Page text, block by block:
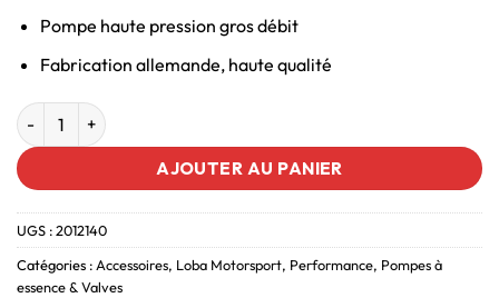
Pompe haute pression gros débit
Fabrication allemande, haute qualité
AJOUTER AU PANIER
UGS :2012140
Catégories :Accessoires, Loba Motorsport, Performance, Pompes à
essence & Valves